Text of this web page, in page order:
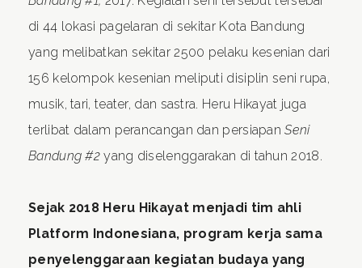
di 44 lokasi pagelaran di sekitar Kota Bandung
yang melibatkan sekitar 2500 pelaku kesenian dari
156 kelompok kesenian meliputi disiplin seni rupa,
musik, tari, teater, dan sastra. Heru Hikayat juga
terlibat dalam perancangan dan persiapanSeni
Bandung #2yang diselenggarakan di tahun 2018.
Sejak 2018 Heru Hikayat menjadi tim ahli
Platform Indonesiana, program kerja sama
penyelenggaraan kegiatan budaya yang